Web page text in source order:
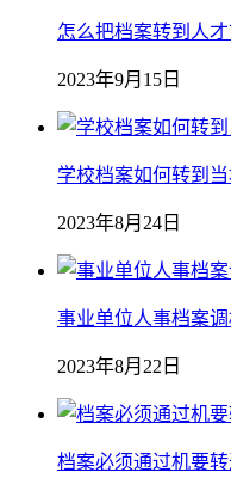
怎么把档案转到人
2023年9月15日
学校档案如何转到
2023年8月24日
事业单位人事档案
2023年8月22日
档案必须通过机要